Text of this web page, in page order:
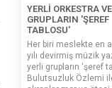
YERLİ ORKESTRA VE
GRUPLARIN 'ŞEREF
TABLOSU'
Her biri meslekte en
yılı devirmiş müzik
yerli grupların ‘şeref
Bulutsuzluk Özlemi